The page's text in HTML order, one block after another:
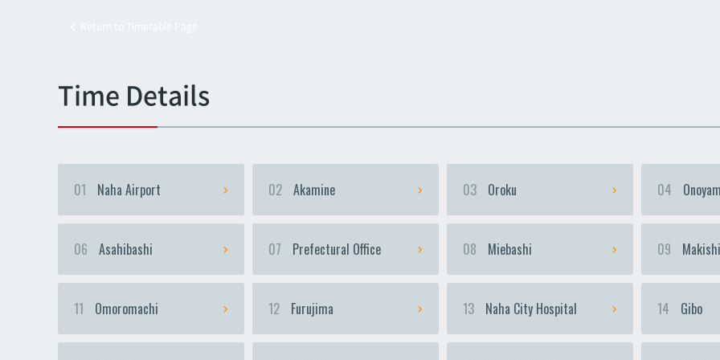
Time Details
01 Naha Airport 02 Akamine 03 Oroku 04
06 Asahibashi 07 Prefectural Office 08 Miebashi 09 Makishi
11 Omoromachi 12 Furujima 13 Naha City Hospital 14 Gibo